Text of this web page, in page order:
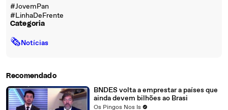
#JovemPan
#LinhaDeFrente
Categoria
🗞Notícias
Recomendado
BNDES volta a emprestar a países que
ainda devem bilhões ao Brasi
Os Pingos Nos Is